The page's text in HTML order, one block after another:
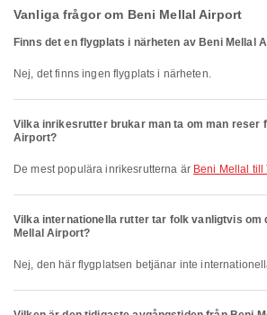
Vanliga frågor om Beni Mellal Airport
Finns det en flygplats i närheten av Beni Mellal
Nej, det finns ingen flygplats i närheten.
Vilka inrikesrutter brukar man ta om man reser
Airport?
De mest populära inrikesrutterna är Beni Mellal till
Vilka internationella rutter tar folk vanligtvis om
Mellal Airport?
Nej, den här flygplatsen betjänar inte